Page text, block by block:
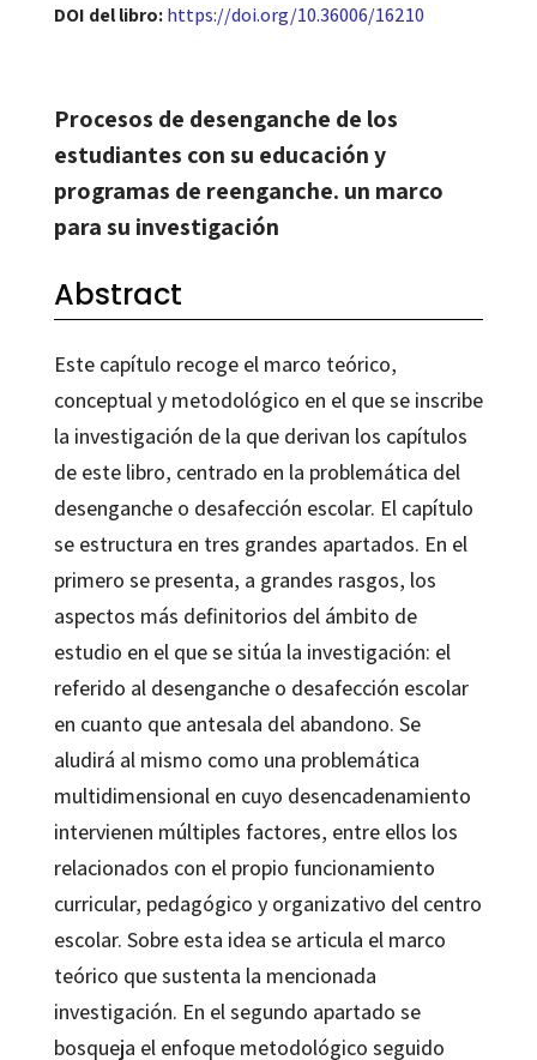
DOI del libro: https://doi.org/10.36006/16210
Procesos de desenganche de los
estudiantes con su educación y
programas de reenganche. un marco
para su investigación
Abstract
Este capítulo recoge el marco teórico,
conceptual y metodológico en el que se inscribe
la investigación de la que derivan los capítulos
de este libro, centrado en la problemática del
desenganche o desafección escolar. El capítulo
se estructura en tres grandes apartados. En el
primero se presenta, a grandes rasgos, los
aspectos más definitorios del ámbito de
estudio en el que se sitúa la investigación: el
referido al desenganche o desafección escolar
en cuanto que antesala del abandono. Se
aludirá al mismo como una problemática
multidimensional en cuyo desencadenamiento
intervienen múltiples factores, entre ellos los
relacionados con el propio funcionamiento
curricular, pedagógico y organizativo del centro
escolar. Sobre esta idea se articula el marco
teórico que sustenta la mencionada
investigación. En el segundo apartado se
bosqueja el enfoque metodológico seguido